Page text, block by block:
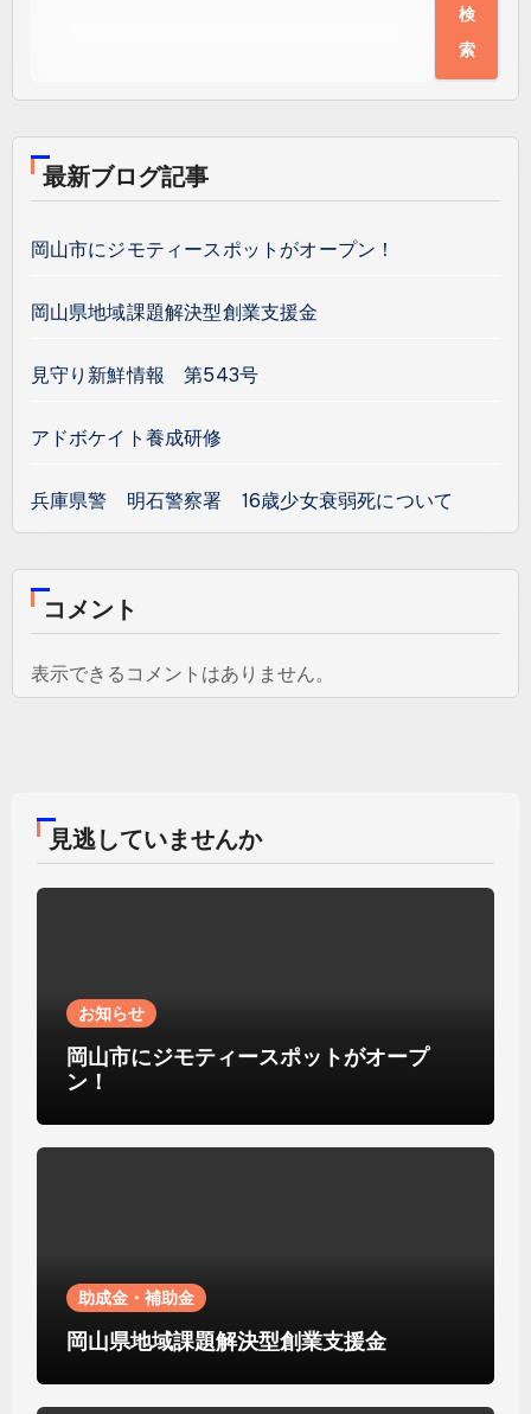
検
索
最新ブログ記事
岡山市にジモティースポットがオープン！
岡山県地域課題解決型創業支援金
見守り新鮮情報 第543号
アドボケイト養成研修
兵庫県警 明石警察署 16歳少女衰弱死について
コメント
表示できるコメントはありません。
見逃していませんか
お知らせ
岡山市にジモティースポットがオープ
ン！
助成金・補助金
岡山県地域課題解決型創業支援金